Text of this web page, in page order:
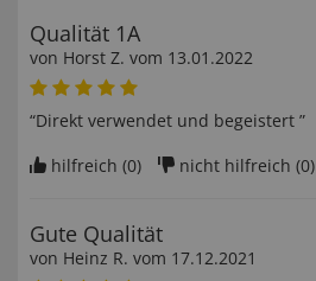
Qualität 1A
von Horst Z. vom 13.01.2022
“Direkt verwendet und begeistert ”
hilfreich (0) nicht hilfreich (0)
Gute Qualität
von Heinz R. vom 17.12.2021